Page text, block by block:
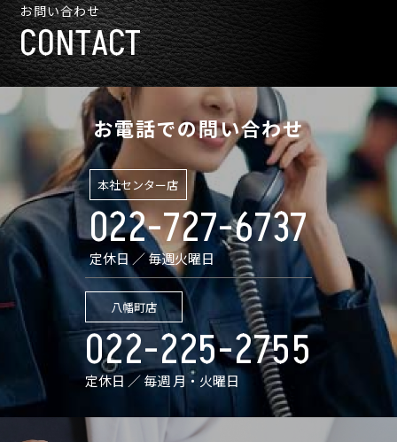
お問い合わせ
CONTACT
お電話での問い合わせ
本社センター店
022-727-6737
定休日 ／ 毎週火曜日
八幡町店
022-225-2755
定休日 ／ 毎週 月・火曜日